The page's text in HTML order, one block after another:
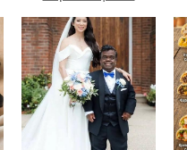
между двумя
совершенно
разными
культурами -
Аргентиной и
Великобританией.